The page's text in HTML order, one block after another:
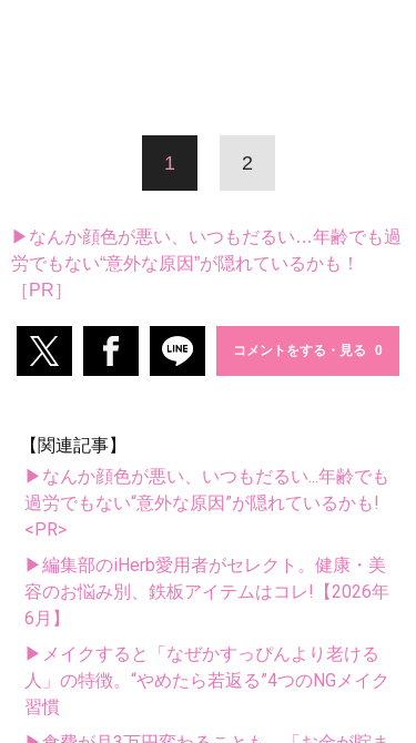
1 2
▶なんか顔色が悪い、いつもだるい…年齢でも過
労でもない“意外な原因”が隠れているかも！
［PR］
コメントをする・見る
【関連記事】
▶なんか顔色が悪い、いつもだるい...年齢でも
過労でもない“意外な原因”が隠れているかも!
<PR>
▶編集部のiHerb愛用者がセレクト。健康・美
容のお悩み別、鉄板アイテムはコレ!【2026年
6月】
▶メイクすると「なぜかすっぴんより老ける
人」の特徴。“やめたら若返る”4つのNGメイク
習慣